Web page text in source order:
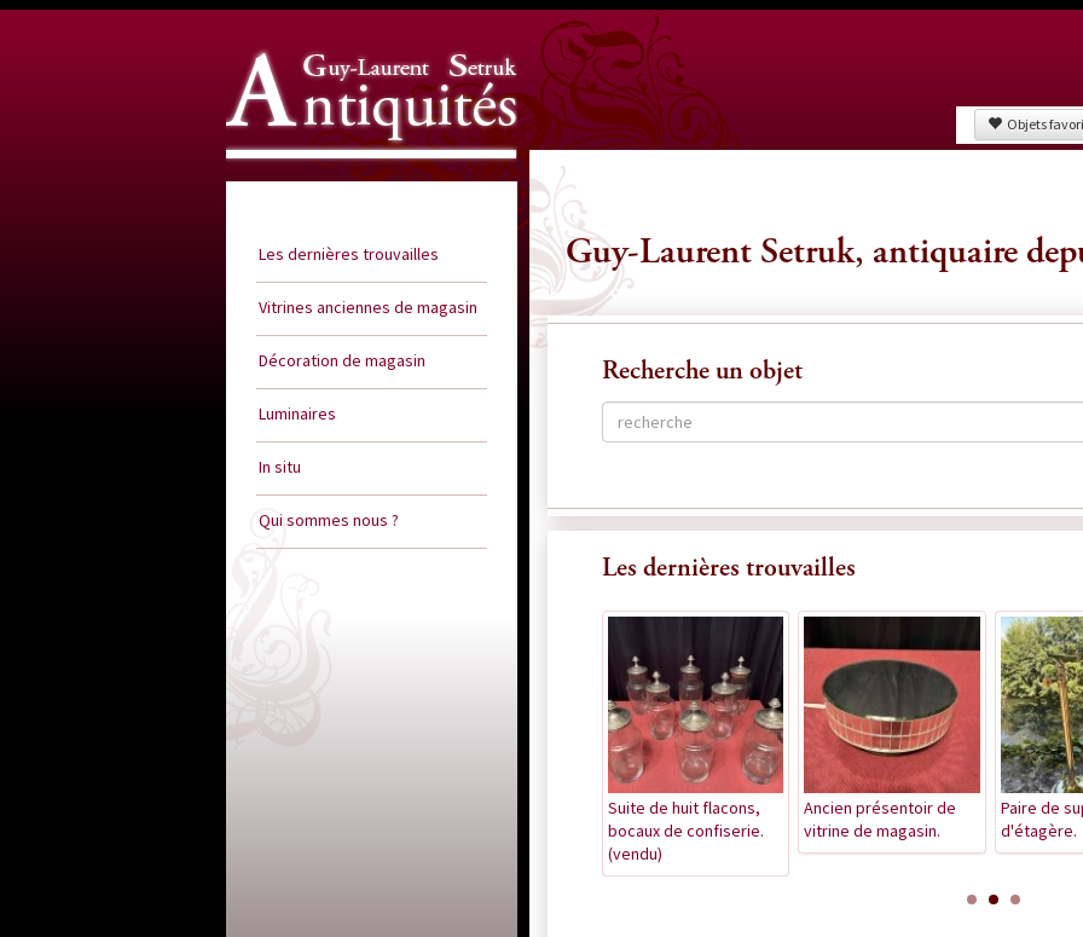
Les dernières trouvailles
Vitrines anciennes de magasin
Décoration de magasin
Luminaires
In situ
Qui sommes nous ?
Objets
Guy-Laurent Setruk, antiquaire
Recherche un objet
Les dernières trouvailles
Suite de huit flacons,
bocaux de confiserie.
(vendu)
Ancien présentoir de
vitrine de magasin.
Paire de
d'étagère.